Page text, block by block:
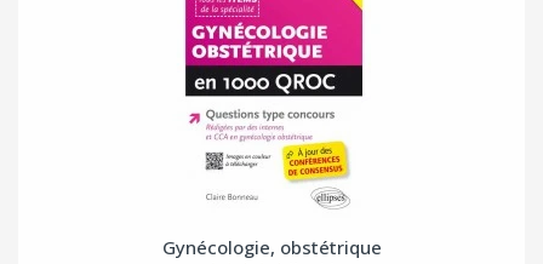
Gynécologie, obstétrique